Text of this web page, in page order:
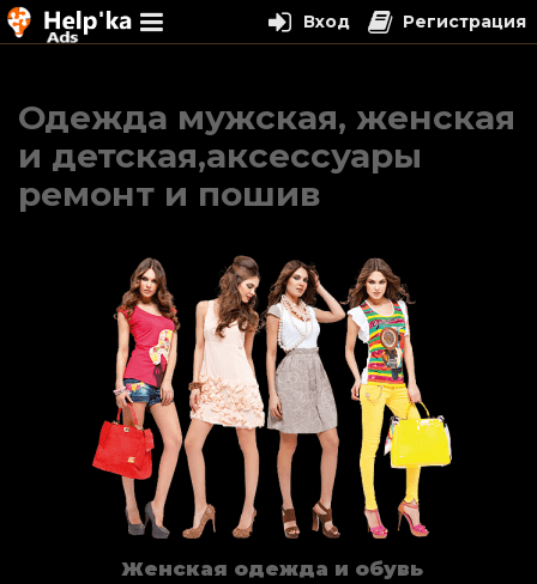
содержимому
Одежда мужская, женская
и детская,аксессуары
ремонт и пошив
Женская одежда и обувь
Вход Регистрация